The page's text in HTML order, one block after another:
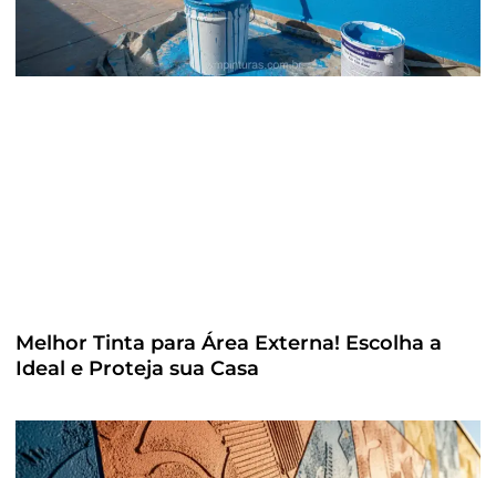
Melhor Tinta para Área Externa! Escolha a
Ideal e Proteja sua Casa